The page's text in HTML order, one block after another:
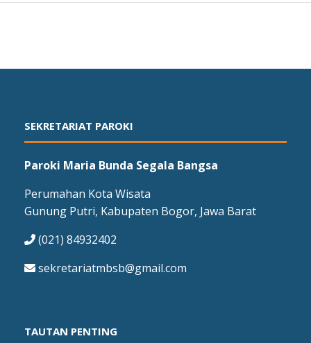
SEKRETARIAT PAROKI
Paroki Maria Bunda Segala Bangsa
Perumahan Kota Wisata
Gunung Putri, Kabupaten Bogor, Jawa Barat
(021) 84932402
sekretariatmbsb@gmail.com
TAUTAN PENTING